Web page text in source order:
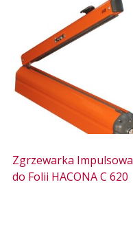
Zgrzewarka Impulsowa
do Folii HACONA C 620